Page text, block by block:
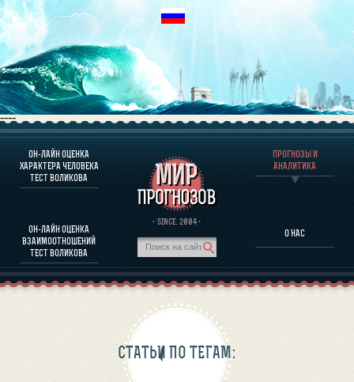
----
ОН-ЛАЙН ОЦЕНКА
ХАРАКТЕРА ЧЕЛОВЕКА
ТЕСТ ВОЛИКОВА
ОН-ЛАЙН ОЦЕНКА
ВЗАИМООТНОШЕНИЙ
ТЕСТ ВОЛИКОВА
· SINCE. 2004 ·
ПРОГНОЗЫ И
АНАЛИТИКА
О НАС
О ПРОГРАММЕ
ОЦЕНКА ХАРАКТЕРA ЧЕЛОВЕКА
ОЦЕНКА ХАРАКТЕРА ВЫДАЮЩИХСЯ ЛИЧНОСТЕЙ
О ПРОГРАММЕ
ПРОГНОЗЫ И АНАЛИТИКА
СТАТЬИ ПО ТЕГАМ: